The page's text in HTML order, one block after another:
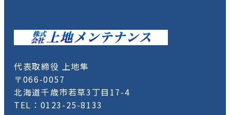
代表取締役 上地隼
〒066-0057
北海道千歳市若草3丁目17-4
TEL：0123-25-8133